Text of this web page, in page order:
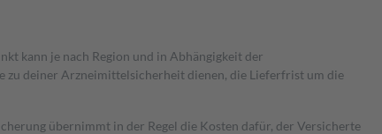
kann je nach Region und in Abhängigkeit der
zu deiner Arzneimittelsicherheit dienen, die Lieferfrist um die
übernimmt in der Regel die Kosten dafür, der Versicherte